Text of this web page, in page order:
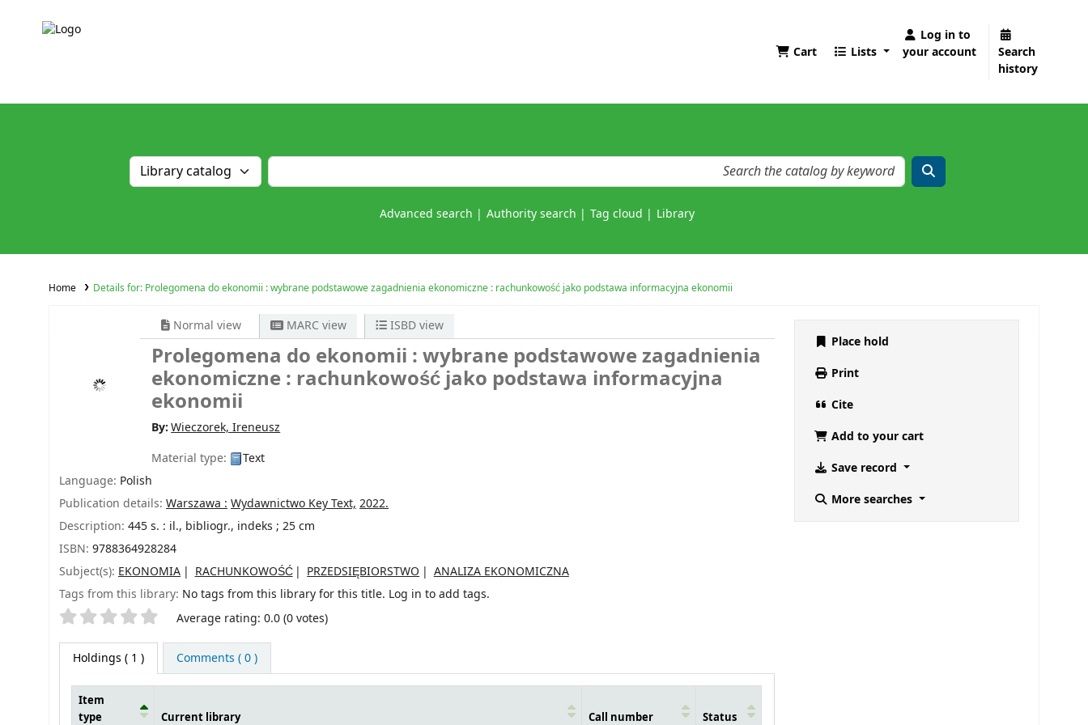
Cart Lists
Log in to
your account
Search
history
Advanced search Authority search Tag cloud Library
Home Details for: Prolegomena do ekonomii : wybrane podstawowe zagadnienia ekonomiczne : rachunkowość jako podstawa informacyjna ekonomii
Normal view MARC view ISBD view
Prolegomena do ekonomii : wybrane podstawowe zagadnienia
ekonomiczne : rachunkowość jako podstawa informacyjna
ekonomii
By:Wieczorek, Ireneusz
Material type:
Text
Language: Polish
Publication details: Warszawa : Wydawnictwo Key Text, 2022.
Description: 445 s. : il., bibliogr., indeks ; 25 cm
ISBN: 9788364928284
Subject(s): EKONOMIA RACHUNKOWOŚĆ PRZEDSIĘBIORSTWO
ANALIZA EKONOMICZNA
Tags from this library: No tags from this library for this title. Log in to add tags.
Star ratings Average rating: 0.0 (0 votes)
Holdings ( 1 ) Comments ( 0 )
Item
type
Current library Call number Status
Place hold
Print
Cite
Add to your cart
Save record
More searches